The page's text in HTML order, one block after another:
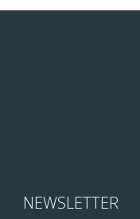
NEWSLETTER